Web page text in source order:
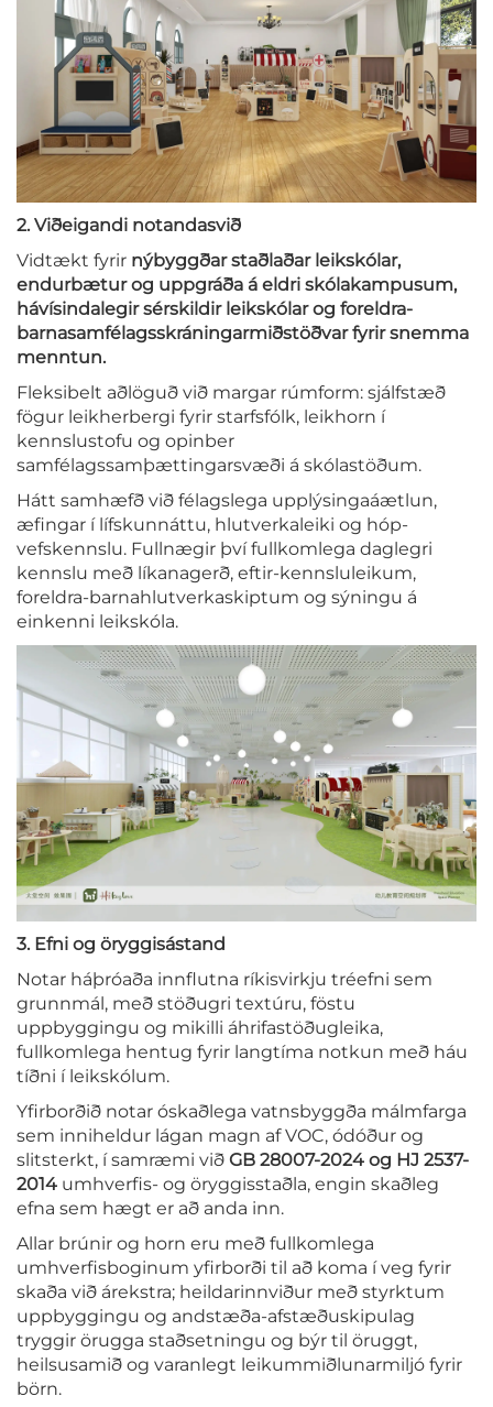
2. Viðeigandi notandasvið
Vidtækt fyrir nýbyggðar staðlaðar leikskólar,
endurbætur og uppgráða á eldri skólakampusum,
hávísindalegir sérskildir leikskólar og foreldra-
barnasamfélagsskráningarmiðstöðvar fyrir snemma
menntun.
Fleksibelt aðlöguð við margar rúmform: sjálfstæð
fögur leikherbergi fyrir starfsfólk, leikhorn í
kennslustofu og opinber
samfélagssamþættingarsvæði á skólastöðum.
Hátt samhæfð við félagslega upplýsingaáætlun,
æfingar í lífskunnáttu, hlutverkaleiki og hóp-
vefskennslu. Fullnægir því fullkomlega daglegri
kennslu með líkanagerð, eftir-kennsluleikum,
foreldra-barnahlutverkaskiptum og sýningu á
einkenni leikskóla.
3. Efni og öryggisástand
Notar háþróaða innflutna ríkisvirkju tréefni sem
grunnmál, með stöðugri textúru, föstu
uppbyggingu og mikilli áhrifastöðugleika,
fullkomlega hentug fyrir langtíma notkun með háu
tíðni í leikskólum.
Yfirborðið notar óskaðlega vatnsbyggða málmfarga
sem inniheldur lágan magn af VOC, ódóður og
slitsterkt, í samræmi við GB 28007-2024 og HJ 2537-
2014 umhverfis- og öryggisstaðla, engin skaðleg
efna sem hægt er að anda inn.
Allar brúnir og horn eru með fullkomlega
umhverfisboginum yfirborði til að koma í veg fyrir
skaða við árekstra; heildarinnviður með styrktum
uppbyggingu og andstæða-afstæðuskipulag
tryggir örugga staðsetningu og býr til öruggt,
heilsusamið og varanlegt leikummiðlunarmiljó fyrir
börn.